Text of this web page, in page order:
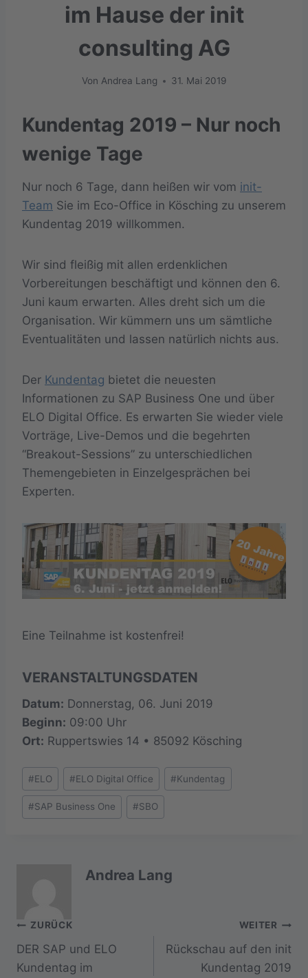
im Hause der init
consulting AG
Von Andrea Lang 31. Mai 2019
Kundentag 2019 – Nur noch
wenige Tage
Nur noch 6 Tage, dann heißen wir vom init-
Team Sie im Eco-Office in Kösching zu unserem
Kundentag 2019 willkommen.
Wir sind fleißig mit allen erdenklichen
Vorbereitungen beschäftigt und können den 6.
Juni kaum erwarten. Alles dreht sich um die
Organisation. Wir kümmern uns um sämtliche
Eventualitäten und lassen natürlich nichts aus.
Der Kundentag bietet die neuesten
Informationen zu SAP Business One und über
ELO Digital Office. Es erwarten Sie wieder viele
Vorträge, Live-Demos und die begehrten
“Breakout-Sessions” zu unterschiedlichen
Themengebieten in Einzelgesprächen bei
Experten.
Eine Teilnahme ist kostenfrei!
VERANSTALTUNGSDATEN
Datum: Donnerstag, 06. Juni 2019
Beginn: 09:00 Uhr
Ort: Ruppertswies 14 • 85092 Kösching
Schlagworte:
#ELO #ELO Digital Office #Kundentag
#SAP Business One #SBO
Andrea Lang
Beitragsnavigation
ZURÜCK
DER SAP und ELO
Kundentag im
WEITER
Rückschau auf den init
Kundentag 2019